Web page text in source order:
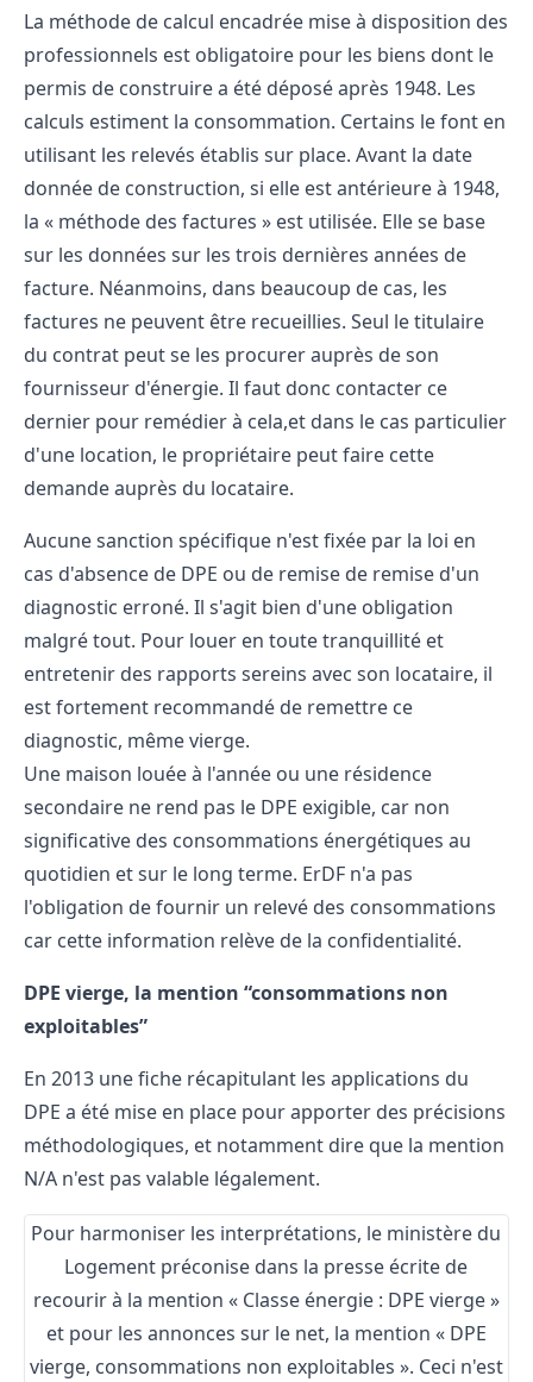
La méthode de calcul encadrée mise à disposition des
professionnels est obligatoire pour les biens dont le
permis de construire a été déposé après 1948. Les
calculs estiment la consommation. Certains le font en
utilisant les relevés établis sur place. Avant la date
donnée de construction, si elle est antérieure à 1948,
la « méthode des factures » est utilisée. Elle se base
sur les données sur les trois dernières années de
facture. Néanmoins, dans beaucoup de cas, les
factures ne peuvent être recueillies. Seul le titulaire
du contrat peut se les procurer auprès de son
fournisseur d'énergie. Il faut donc contacter ce
dernier pour remédier à cela,et dans le cas particulier
d'une location, le propriétaire peut faire cette
demande auprès du locataire.
Aucune sanction spécifique n'est fixée par la loi en
cas d'absence de DPE ou de remise de remise d'un
diagnostic erroné. Il s'agit bien d'une obligation
malgré tout. Pour louer en toute tranquillité et
entretenir des rapports sereins avec son locataire, il
est fortement recommandé de remettre ce
diagnostic, même vierge.
Une maison louée à l'année ou une résidence
secondaire ne rend pas le DPE exigible, car non
significative des consommations énergétiques au
quotidien et sur le long terme. ErDF n'a pas
l'obligation de fournir un relevé des consommations
car cette information relève de la confidentialité.
DPE vierge, la mention “consommations non
exploitables”
En 2013 une fiche récapitulant les applications du
DPE a été mise en place pour apporter des précisions
méthodologiques, et notamment dire que la mention
N/A n'est pas valable légalement.
Pour harmoniser les interprétations, le ministère du
Logement préconise dans la presse écrite de
recourir à la mention « Classe énergie : DPE vierge »
et pour les annonces sur le net, la mention « DPE
vierge, consommations non exploitables ». Ceci n'est